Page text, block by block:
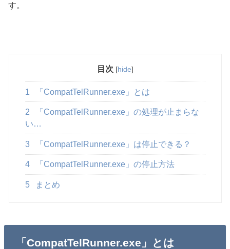
す。
目次 [hide]
1 「CompatTelRunner.exe」とは
2
「CompatTelRunner.exe」の処理が止まらな
い…
3 「CompatTelRunner.exe」は停止できる？
4 「CompatTelRunner.exe」の停止方法
5 まとめ
「CompatTelRunner.exe」とは